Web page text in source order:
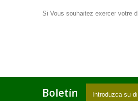
Si Vous souhaitez exercer votre
Boletín